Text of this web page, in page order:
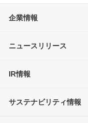
企業情報
ニュースリリース
IR情報
サステナビリティ情報